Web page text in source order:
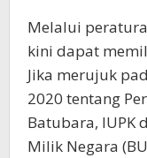
Melalui
kini dapat
Jika merujuk
2020 tentang
Batubara, IUPK
Milik Negara